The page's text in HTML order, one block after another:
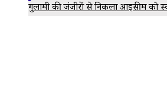
गुलामी की जंजीरों से निकला आइसक्रीम को